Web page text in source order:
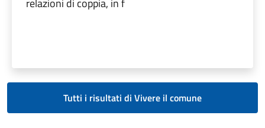
Tutti i risultati di Vivere il comune